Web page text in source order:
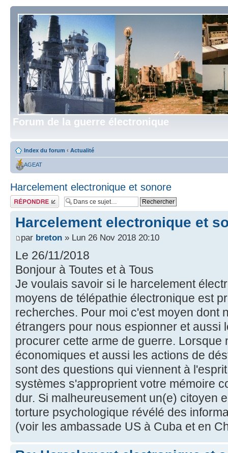
Forum de la guerre électronique
Index du forum ‹ Actualité
AGEAT
Harcelement electronique et sonore
Répondre
Harcelement electronique et
par breton » Lun 26 Nov 2018 20:10
Le 26/11/2018
Bonjour à Toutes et à Tous
Je voulais savoir si le harcelement
moyens de télépathie électronique est
recherches. Pour moi c'est moyen dont
étrangers pour nous espionner et aussi
procurer cette arme de guerre. Lorsque
économiques et aussi les actions de
sont des questions qui viennent à
systèmes s'approprient votre mémoire
dur. Si malheureusement un(e) citoyen
torture psychologique révélé des
(voir les ambassade US à Cuba et en